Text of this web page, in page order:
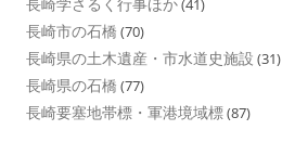
(41)
長崎市の石橋 (70)
長崎県の土木遺産・市水道史施設 (31)
長崎県の石橋 (77)
長崎要塞地帯標・軍港境域標(87)